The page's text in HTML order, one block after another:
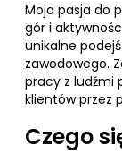
Moja pasja do
gór i
unikalne
zawodowego.
pracy z ludźmi
klientów przez
Czego